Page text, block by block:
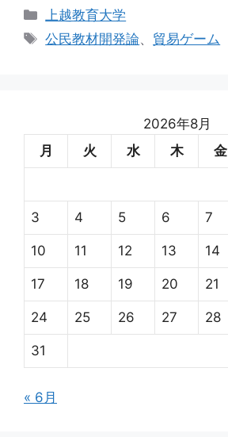
カ
テ
ゴ
上越教育大学
タ
公民教材開発論、 貿易ゲーム
2026年8月
月
火 水 木 金
3 4 5 6 7
10 11 12 13 14
17 18 19 20 21
24 25 26 27 28
31
« 6月